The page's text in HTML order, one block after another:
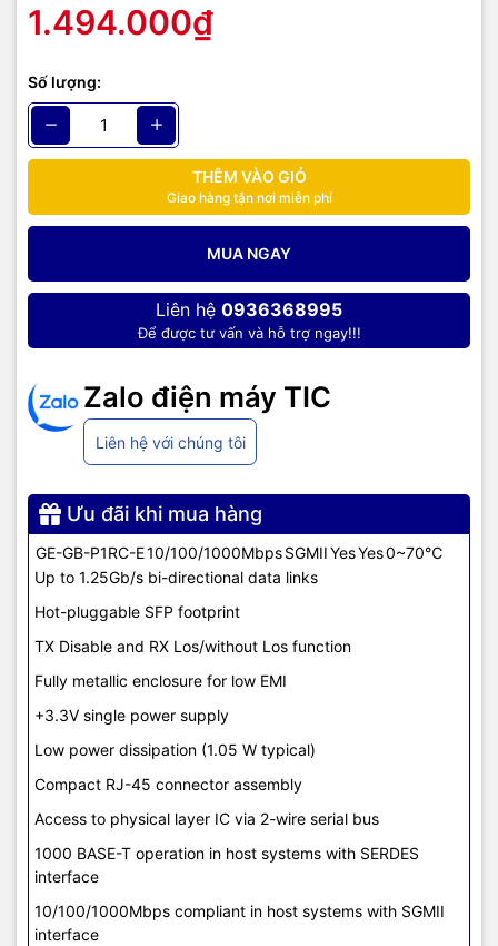
1.494.000₫
Số lượng:
THÊM VÀO GIỎ
Giao hàng tận nơi miễn phí
MUA NGAY
Liên hệ 0936368995
Để được tư vấn và hỗ trợ ngay!!!
Zalo điện máy TIC
Liên hệ với chúng tôi
Ưu đãi khi mua hàng
GE-GB-P1RC-E10/100/1000MbpsSGMIIYesYes0~70℃
Up to 1.25Gb/s bi-directional data links
Hot-pluggable SFP footprint
TX Disable and RX Los/without Los function
Fully metallic enclosure for low EMI
+3.3V single power supply
Low power dissipation (1.05 W typical)
Compact RJ-45 connector assembly
Access to physical layer IC via 2-wire serial bus
1000 BASE-T operation in host systems with SERDES
interface
10/100/1000Mbps compliant in host systems with SGMII
interface